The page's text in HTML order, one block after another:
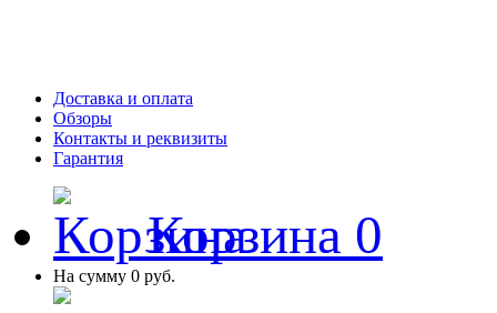
Доставка и оплата
Обзоры
Контакты и реквизиты
Гарантия
Корзина 0
На сумму 0 руб.